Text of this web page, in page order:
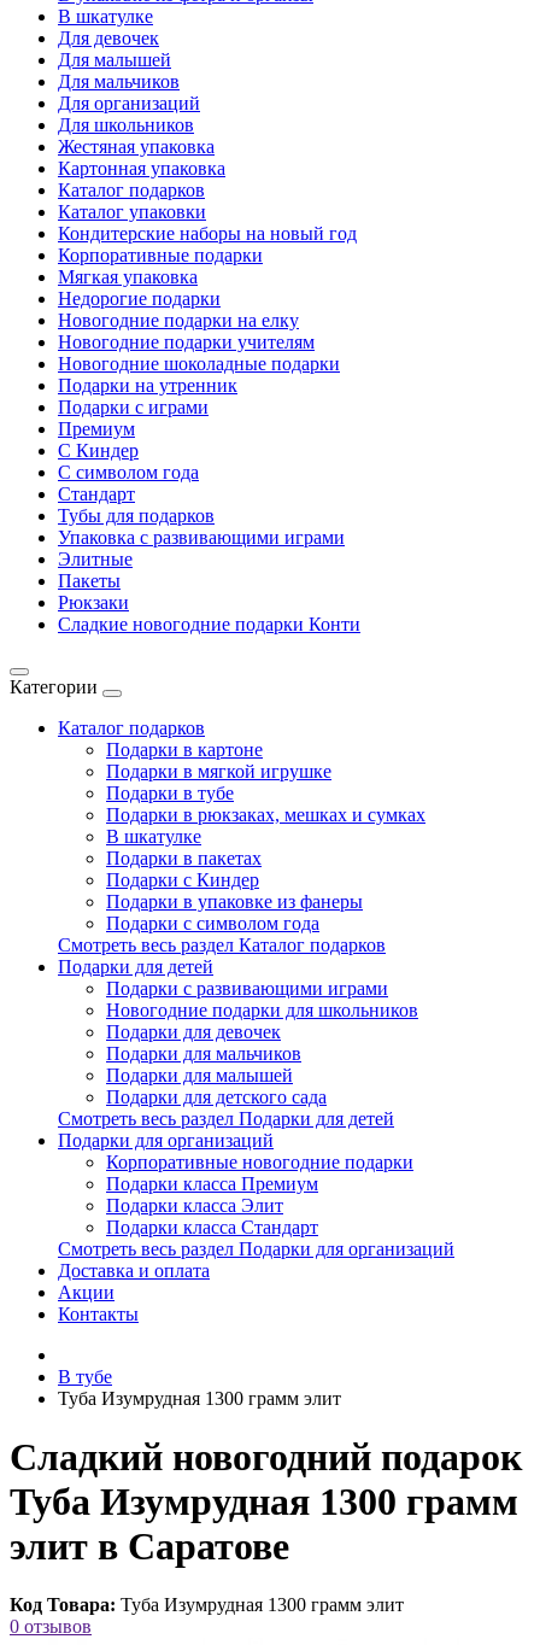
В шкатулке
Для девочек
Для малышей
Для мальчиков
Для организаций
Для школьников
Жестяная упаковка
Картонная упаковка
Каталог подарков
Каталог упаковки
Кондитерские наборы на новый год
Корпоративные подарки
Мягкая упаковка
Недорогие подарки
Новогодние подарки на елку
Новогодние подарки учителям
Новогодние шоколадные подарки
Подарки на утренник
Подарки с играми
Премиум
С Киндер
С символом года
Стандарт
Тубы для подарков
Упаковка с развивающими играми
Элитные
Пакеты
Рюкзаки
Сладкие новогодние подарки Конти
Категории
Каталог подарков
Подарки в картоне
Подарки в мягкой игрушке
Подарки в тубе
Подарки в рюкзаках, мешках и сумках
В шкатулке
Подарки в пакетах
Подарки с Киндер
Подарки в упаковке из фанеры
Подарки с символом года
Смотреть весь раздел Каталог подарков
Подарки для детей
Подарки с развивающими играми
Новогодние подарки для школьников
Подарки для девочек
Подарки для мальчиков
Подарки для малышей
Подарки для детского сада
Смотреть весь раздел Подарки для детей
Подарки для организаций
Корпоративные новогодние подарки
Подарки класса Премиум
Подарки класса Элит
Подарки класса Стандарт
Смотреть весь раздел Подарки для организаций
Доставка и оплата
Акции
Контакты
В тубе
Туба Изумрудная 1300 грамм элит
Сладкий новогодний подарок
Туба Изумрудная 1300 грамм
элит в Саратове
Код Товара: Туба Изумрудная 1300 грамм элит
0 отзывов